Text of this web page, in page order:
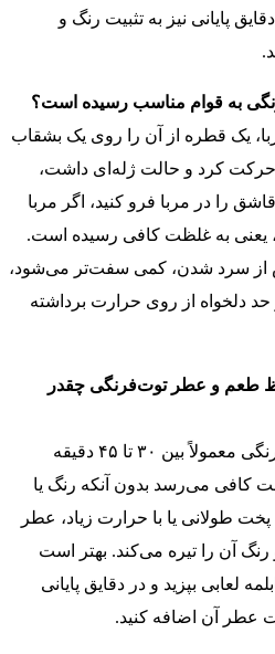
پایانی نیز به تثبیت رنگ و
یک قطره از آن را روی یک بشقاب
حرکت کرد و حالت ژله‌ای داشت،
را در مربا فرو کنید، اگر مربا
یعنی به غلظت کافی رسیده است.
پس از سرد شدن، کمی سفت‌تر می‌شود،
دلخواه از روی حرارت برداشته
طعم و عطر توت‌فرنگی چقدر
مدت زمان پخت مربای توت‌فرنگی معمولاً بین ۳۰ تا ۴۵ دقیقه
کافی می‌رسد بدون آنکه رنگ یا
طولانی یا با حرارت زیاد، عطر
آن را تیره می‌کند. بهتر است
لعابی بپزید و در دقایق پایانی
عطر آن اضافه کنید.